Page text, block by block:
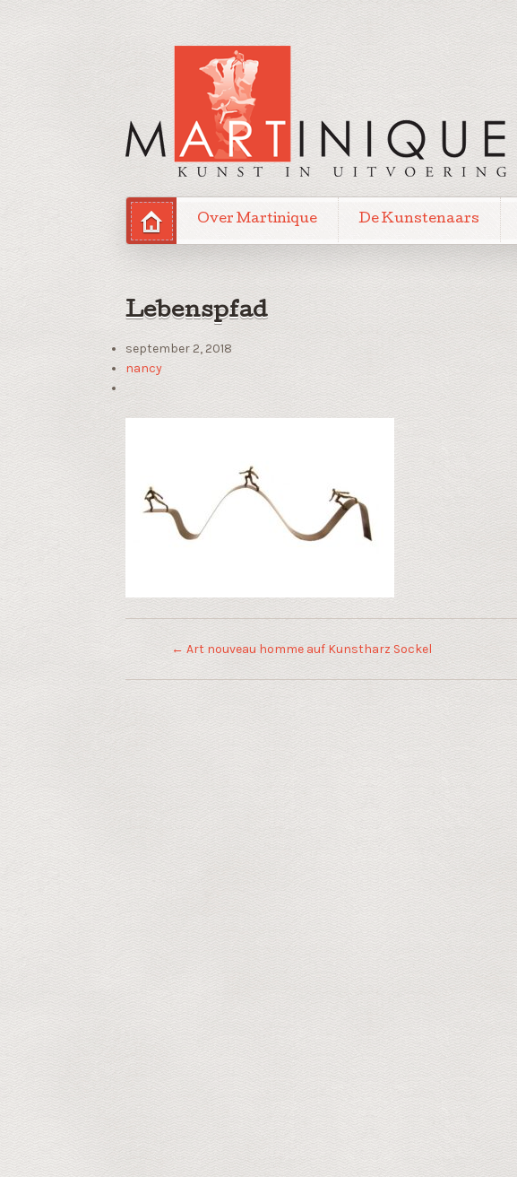
Over Martinique De Kunstenaars
Lebenspfad
september 2, 2018
nancy
← Art nouveau homme auf Kunstharz Sockel